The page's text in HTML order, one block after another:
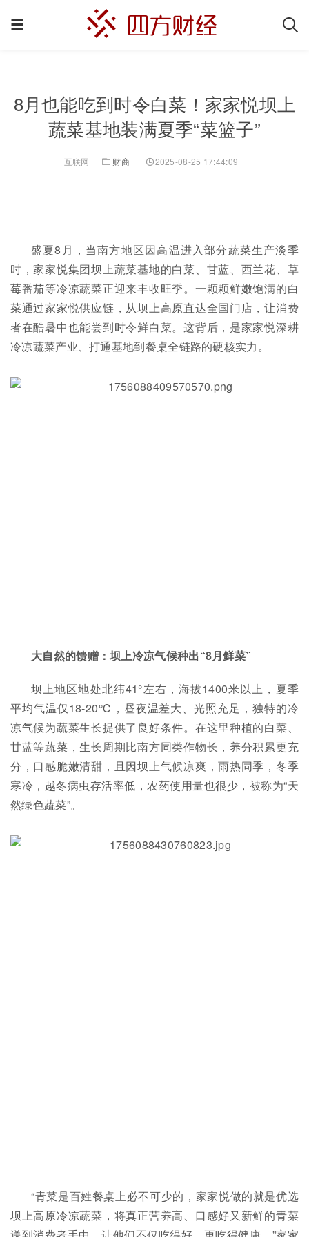
8月也能吃到时令白菜！家家悦坝上
蔬菜基地装满夏季“菜篮子”
互联网 财商 2025-08-25 17:44:09
盛夏8月，当南方地区因高温进入部分蔬菜生产淡季
时，家家悦集团坝上蔬菜基地的白菜、甘蓝、西兰花、草
莓番茄等冷凉蔬菜正迎来丰收旺季。一颗颗鲜嫩饱满的白
菜通过家家悦供应链，从坝上高原直达全国门店，让消费
者在酷暑中也能尝到时令鲜白菜。这背后，是家家悦深耕
冷凉蔬菜产业、打通基地到餐桌全链路的硬核实力。
大自然的馈赠：坝上冷凉气候种出“8月鲜菜”
坝上地区地处北纬41°左右，海拔1400米以上，夏季
平均气温仅18-20℃，昼夜温差大、光照充足，独特的冷
凉气候为蔬菜生长提供了良好条件。在这里种植的白菜、
甘蓝等蔬菜，生长周期比南方同类作物长，养分积累更充
分，口感脆嫩清甜，且因坝上气候凉爽，雨热同季，冬季
寒冷，越冬病虫存活率低，农药使用量也很少，被称为“天
然绿色蔬菜”。
“青菜是百姓餐桌上必不可少的，家家悦做的就是优选
坝上高原冷凉蔬菜，将真正营养高、口感好又新鲜的青菜